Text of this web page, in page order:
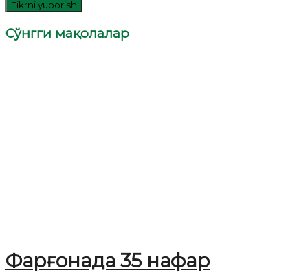
Сўнгги мақолалар
Фарғонада 35 нафар